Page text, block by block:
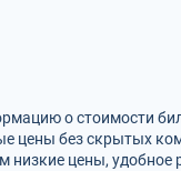
о стоимости
без скрытых
цены, удобное